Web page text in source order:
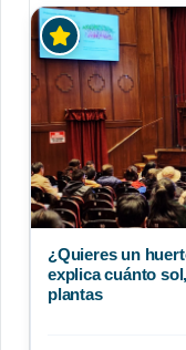
¿Quieres un
explica cuánto
plantas